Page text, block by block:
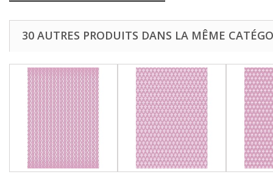
30 AUTRES PRODUITS DANS LA MÊME